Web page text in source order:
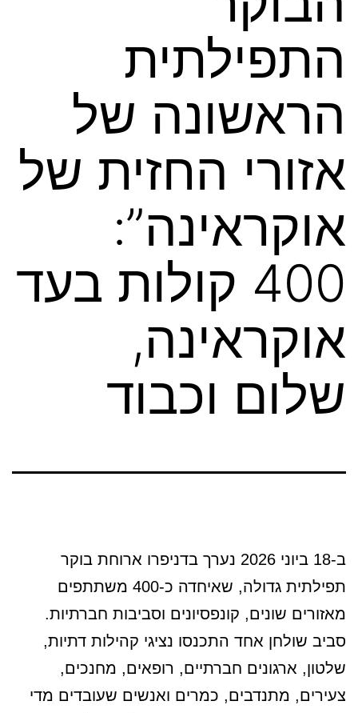
התפילתית
הראשונה של
אזורי החזית של
אוקראינה”:
400 קולות בעד
אוקראינה,
שלום וכבוד
ב-18 ביוני 2026 נערך בדניפרו ארוחת בוקר
תפילתית גדולה, שאיחדה כ-400 משתתפים
מאזורים שונים, קונפסיונים וסביבות חברתיות.
סביב שולחן אחד התכנסו נציגי קהילות דתיות,
שלטון, ארגונים חברתיים, רופאים, מחנכים,
צעירים, מתנדבים, כמרים ואנשים שעובדים מדי